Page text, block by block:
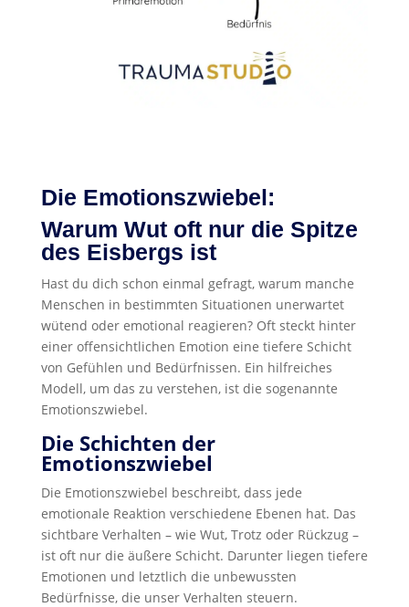
Die Emotionszwiebel:
Warum Wut oft nur die Spitze
des Eisbergs ist
Hast du dich schon einmal gefragt, warum manche
Menschen in bestimmten Situationen unerwartet
wütend oder emotional reagieren? Oft steckt hinter
einer offensichtlichen Emotion eine tiefere Schicht
von Gefühlen und Bedürfnissen. Ein hilfreiches
Modell, um das zu verstehen, ist die sogenannte
Emotionszwiebel.
Die Schichten der
Emotionszwiebel
Die Emotionszwiebel beschreibt, dass jede
emotionale Reaktion verschiedene Ebenen hat. Das
sichtbare Verhalten – wie Wut, Trotz oder Rückzug –
ist oft nur die äußere Schicht. Darunter liegen tiefere
Emotionen und letztlich die unbewussten
Bedürfnisse, die unser Verhalten steuern.